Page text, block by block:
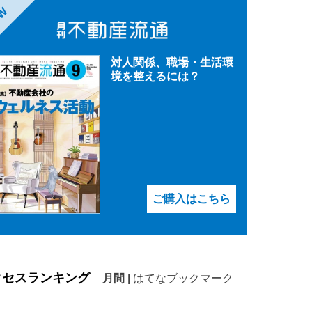
対人関係、職場・生活環
境を整えるには？
ご購入はこちら
セスランキング 月間 はてなブックマーク